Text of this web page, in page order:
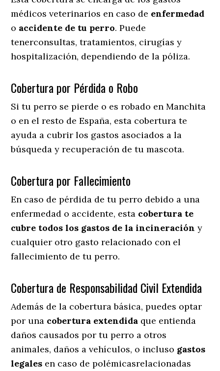
médicos veterinarios en caso de enfermedad
o accidente de tu perro. Puede
tenerconsultas, tratamientos, cirugías y
hospitalización, dependiendo de la póliza.
Cobertura por Pérdida o Robo
Si tu perro se pierde o es robado en Manchita
o en el resto de España, esta cobertura te
ayuda a cubrir los gastos asociados a la
búsqueda y recuperación de tu mascota.
Cobertura por Fallecimiento
En caso de pérdida de tu perro debido a una
enfermedad o accidente, esta cobertura te
cubre todos los gastos de la incineración y
cualquier otro gasto relacionado con el
fallecimiento de tu perro.
Cobertura de Responsabilidad Civil Extendida
Además de la cobertura básica, puedes optar
por una cobertura extendida que entienda
daños causados por tu perro a otros
animales, daños a vehículos, o incluso gastos
legales en caso de polémicasrelacionadas